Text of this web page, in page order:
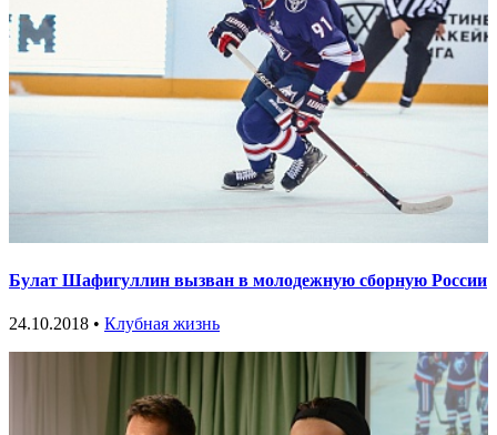
Булат Шафигуллин вызван в молодежную сборную России
24.10.2018 • Клубная жизнь